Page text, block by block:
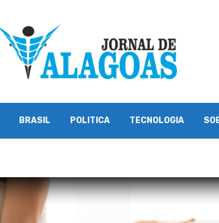
BRASIL POLITICA TECNOLOGIA